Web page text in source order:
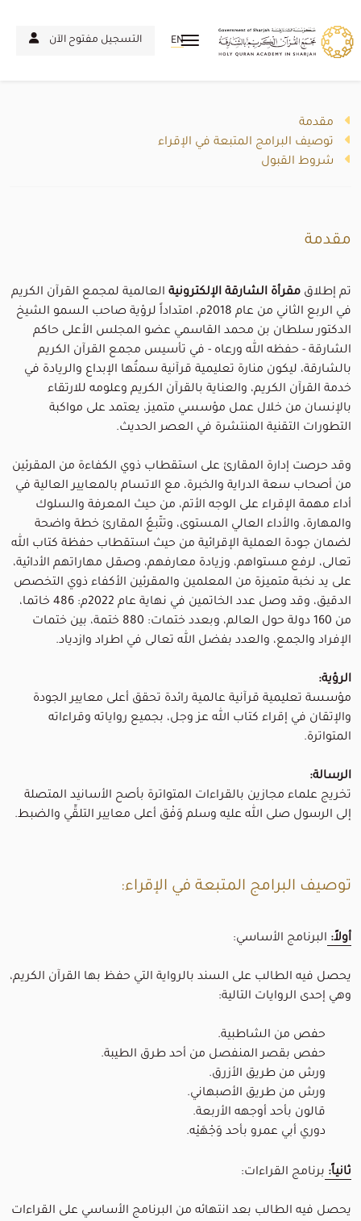
التسجيل مفتوح الآن EN
مقدمة
تم إطلاق مقرأة الشارقة الإلكترونية العالمية لمجمع القرآن الكريم
في الربع الثاني من عام 2018م، امتداداً لرؤية صاحب السمو الشيخ
الدكتور سلطان بن محمد القاسمي عضو المجلس الأعلى حاكم
الشارقة - حفظه الله ورعاه - في تأسيس مجمع القرآن الكريم
بالشارقة، ليكون منارة تعليمية قرآنية سمتُها الإبداع والريادة في
خدمة القرآن الكريم، والعناية بالقرآن الكريم وعلومه للارتقاء
بالإنسان من خلال عمل مؤسسي متميز، يعتمد على مواكبة
التطورات التقنية المنتشرة في العصر الحديث.
وقد حرصت إدارة المقارئ على استقطاب ذوي الكفاءة من المقرئين
من أصحاب سعة الدراية والخبرة، مع الاتسام بالمعايير العالية في
أداء مهمة الإقراء على الوجه الأتم، من حيث المعرفة والسلوك
والمهارة، والأداء العالي المستوى، وتتّبعُ المقارئ خطة واضحة
لضمان جودة العملية الإقرائية من حيث استقطاب حفظة كتاب الله
تعالى، لرفع مستواهم، وزيادة معارفهم، وصقل مهاراتهم الأدائية،
على يد نخبة متميزة من المعلمين والمقرئين الأكفاء ذوي التخصص
الدقيق، وقد وصل عدد الخاتمين
في نهاية عام 2022م: 486 خاتما،
من 160 دولة حول العالم، وبعدد ختمات: 880 ختمة، بين ختمات
الإفراد والجمع، والعدد بفضل الله تعالى في اطراد وازدياد.
الرؤية:
مؤسسة تعليمية قرآنية عالمية رائدة تحقق أعلى معايير الجودة
والإتقان في إقراء كتاب الله عز وجل، بجميع رواياته وقراءاته
المتواترة.
الرسالة:
تخريج علماء مجازين بالقراءات المتواترة بأصح الأسانيد المتصلة
إلى الرسول صلى الله عليه وسلم وَفْق أعلى معايير التلقِّي والضبط.
توصيف البرامج المتبعة في الإقراء:
أولاً: البرنامج الأساسي:
يحصل فيه الطالب على السند بالرواية التي حفظ بها القرآن الكريم،
وهي إحدى الروايات التالية:
حفص من الشاطبية.
حفص بقصر المنفصل من أحد طرق الطيبة.
ورش من طريق الأزرق.
ورش من طريق الأصبهاني.
قالون بأحد أوجهه الأربعة.
دوري أبي عمرو بأحد وَجْهَيْه.
ثانياً: برنامج القراءات:
يحصل فيه الطالب بعد انتهائه من البرنامج الأساسي على القراءات